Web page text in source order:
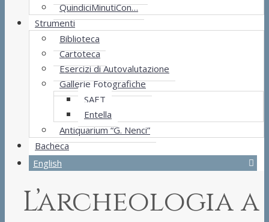
QuindiciMinutiCon…
Strumenti
Biblioteca
Cartoteca
Esercizi di Autovalutazione
Gallerie Fotografiche
SAET
Entella
Antiquarium “G. Nenci”
Bacheca
English
L’archeologia a